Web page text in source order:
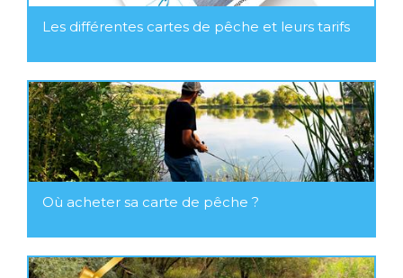
Les différentes cartes de pêche et leurs tarifs
Où acheter sa carte de pêche ?